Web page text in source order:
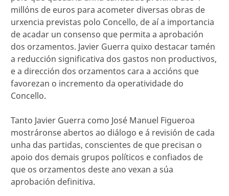
millóns de euros para acometer diversas obras de
urxencia previstas polo Concello, de aí a importancia
de acadar un consenso que permita a aprobación
dos orzamentos. Javier Guerra quixo destacar tamén
a reducción significativa dos gastos non productivos,
e a dirección dos orzamentos cara a accións que
favorezan o incremento da operatividade do
Concello.
Tanto Javier Guerra como José Manuel Figueroa
mostráronse abertos ao diálogo e á revisión de cada
unha das partidas, conscientes de que precisan o
apoio dos demais grupos políticos e confiados de
que os orzamentos deste ano vexan a súa
aprobación definitiva.